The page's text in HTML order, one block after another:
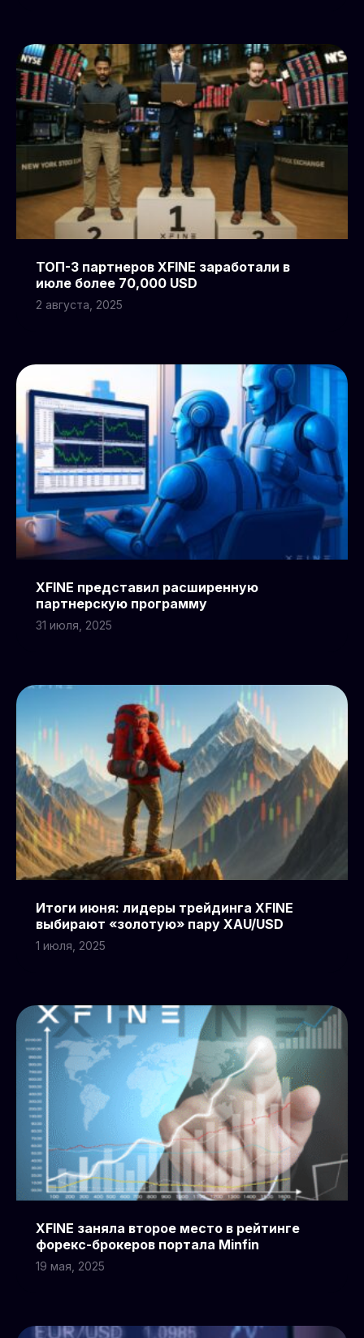
ТОП-3 партнеров XFINE заработали в
июле более 70,000 USD
2 августа, 2025
XFINE представил расширенную
партнерскую программу
31 июля, 2025
Итоги июня: лидеры трейдинга XFINE
выбирают «золотую» пару XAU/USD
1 июля, 2025
XFINE заняла второе место в рейтинге
форекс-брокеров портала Minfin
19 мая, 2025